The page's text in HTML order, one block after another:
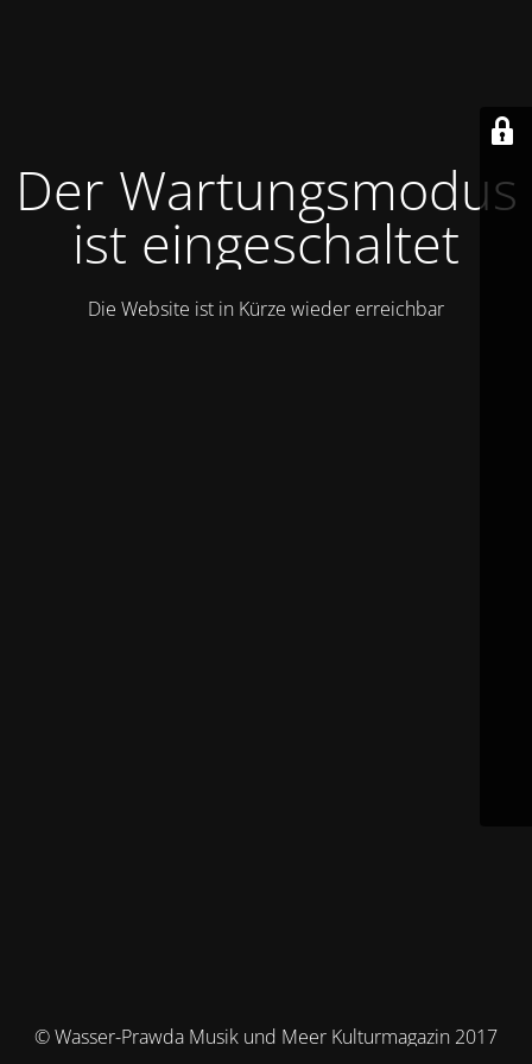
Der Wartungsmodus
ist eingeschaltet
Die Website ist in Kürze wieder erreichbar
© Wasser-Prawda Musik und Meer Kulturmagazin 2017